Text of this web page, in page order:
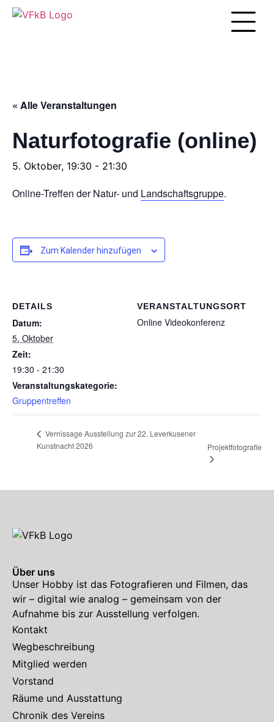
« Alle Veranstaltungen
Naturfotografie (online)
5. Oktober, 19:30 - 21:30
Online-Treffen der Natur- und Landschaftsgruppe.
Zum Kalender hinzufügen
DETAILS
Datum:
5. Oktober
Zeit:
19:30 - 21:30
Veranstaltungskategorie:
Gruppentreffen
VERANSTALTUNGSORT
Online Videokonferenz
Vernissage Ausstellung zur 22. Leverkusener
Kunstnacht 2026
Projektfotografie
Über uns
Unser Hobby ist das Fotografieren und Filmen, das
wir – digital wie analog – gemeinsam von der
Aufnahme bis zur Ausstellung verfolgen.
Kontakt
Wegbeschreibung
Mitglied werden
Vorstand
Räume und Ausstattung
Chronik des Vereins